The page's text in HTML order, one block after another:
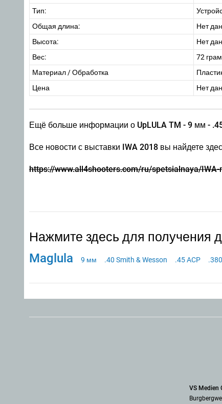
Тип:
Общая длина:
Нет
Высота:
Нет
Вес:
72
Материал / Обработка
Цена
Нет
Ещё больше информации о UpLULA TM - 9 мм -
Все новости с выставки IWA 2018 вы найдете
https://www.all4shooters.com/ru/spetsialnaya/
Нажмите здесь для получения
Maglula 9 мм .40 Smith & Wesson .45 ACP
VS Medien